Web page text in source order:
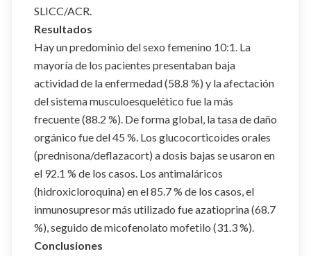
SLICC/ACR.
Resultados
Hay un predominio del sexo femenino 10:1. La
mayoría de los pacientes presentaban baja
actividad de la enfermedad (58.8 %) y la afectación
del sistema musculoesquelético fue la más
frecuente (88.2 %). De forma global, la tasa de daño
orgánico fue del 45 %. Los glucocorticoides orales
(prednisona/deflazacort) a dosis bajas se usaron en
el 92.1 % de los casos. Los antimaláricos
(hidroxicloroquina) en el 85.7 % de los casos, el
inmunosupresor más utilizado fue azatioprina (68.7
%), seguido de micofenolato mofetilo (31.3 %).
Conclusiones